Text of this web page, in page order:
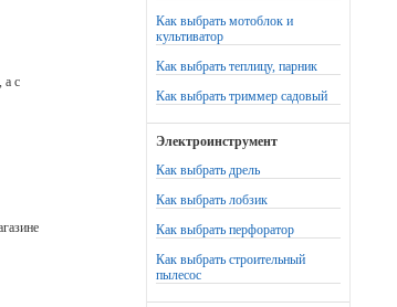
а с
Как выбрать мотоблок и
культиватор
Как выбрать теплицу, парник
Как выбрать триммер садовый
Электроинструмент
Как выбрать дрель
Как выбрать лобзик
Как выбрать перфоратор
Как выбрать строительный
пылесос